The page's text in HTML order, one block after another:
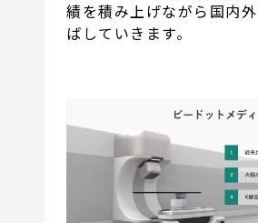
績を積み上げながら国内
ばしていきます。